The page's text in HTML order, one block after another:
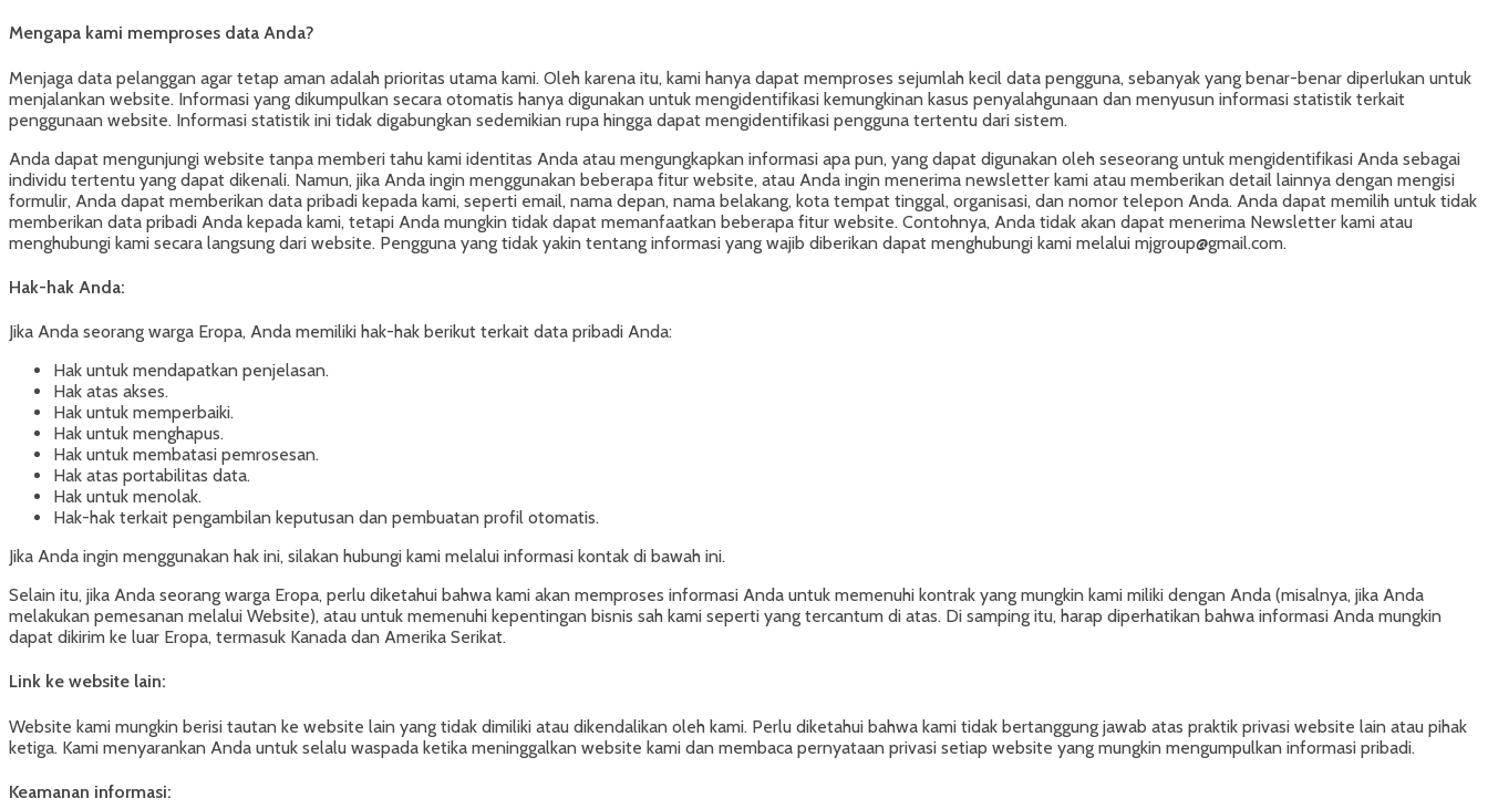
Mengapa kami memproses data Anda?
Menjaga data pelanggan agar tetap aman adalah prioritas utama kami. Oleh karena itu, kami hanya dapat memproses sejumlah kecil data pengguna, sebanyak yang benar-benar diperlukan untuk
menjalankan website. Informasi yang dikumpulkan secara otomatis hanya digunakan untuk mengidentifikasi kemungkinan kasus penyalahgunaan dan menyusun informasi statistik terkait
penggunaan website. Informasi statistik ini tidak digabungkan sedemikian rupa hingga dapat mengidentifikasi pengguna tertentu dari sistem.
Anda dapat mengunjungi website tanpa memberi tahu kami identitas Anda atau mengungkapkan informasi apa pun, yang dapat digunakan oleh seseorang untuk mengidentifikasi Anda sebagai
individu tertentu yang dapat dikenali. Namun, jika Anda ingin menggunakan beberapa fitur website, atau Anda ingin menerima newsletter kami atau memberikan detail lainnya dengan mengisi
formulir, Anda dapat memberikan data pribadi kepada kami, seperti email, nama depan, nama belakang, kota tempat tinggal, organisasi, dan nomor telepon Anda. Anda dapat memilih untuk tidak
memberikan data pribadi Anda kepada kami, tetapi Anda mungkin tidak dapat memanfaatkan beberapa fitur website. Contohnya, Anda tidak akan dapat menerima Newsletter kami atau
menghubungi kami secara langsung dari website. Pengguna yang tidak yakin tentang informasi yang wajib diberikan dapat menghubungi kami melalui mjgroup@gmail.com.
Hak-hak Anda:
Jika Anda seorang warga Eropa, Anda memiliki hak-hak berikut terkait data pribadi Anda:
Hak untuk mendapatkan penjelasan.
Hak atas akses.
Hak untuk memperbaiki.
Hak untuk menghapus.
Hak untuk membatasi pemrosesan.
Hak atas portabilitas data.
Hak untuk menolak.
Hak-hak terkait pengambilan keputusan dan pembuatan profil otomatis.
Jika Anda ingin menggunakan hak ini, silakan hubungi kami melalui informasi kontak di bawah ini.
Selain itu, jika Anda seorang warga Eropa, perlu diketahui bahwa kami akan memproses informasi Anda untuk memenuhi kontrak yang mungkin kami miliki dengan Anda (misalnya, jika Anda
melakukan pemesanan melalui Website), atau untuk memenuhi kepentingan bisnis sah kami seperti yang tercantum di atas. Di samping itu, harap diperhatikan bahwa informasi Anda mungkin
dapat dikirim ke luar Eropa, termasuk Kanada dan Amerika Serikat.
Link ke website lain:
Website kami mungkin berisi tautan ke website lain yang tidak dimiliki atau dikendalikan oleh kami. Perlu diketahui bahwa kami tidak bertanggung jawab atas praktik privasi website lain atau pihak
ketiga. Kami menyarankan Anda untuk selalu waspada ketika meninggalkan website kami dan membaca pernyataan privasi setiap website yang mungkin mengumpulkan informasi pribadi.
Keamanan informasi: